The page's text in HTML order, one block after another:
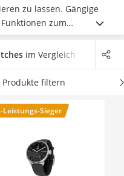
zu lassen. Gängige
zum
Aber auch
immer wichtiger und
Wählen Sie jetzt aus
und Gesundheit
hat uns hier im Juli
im Vergleich
Produkte filtern
Leistungs-Sieger